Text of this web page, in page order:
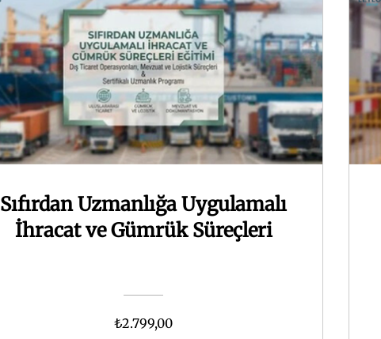
Sıfırdan Uzmanlığa Uygulamalı
İhracat ve Gümrük Süreçleri
₺2.799,00